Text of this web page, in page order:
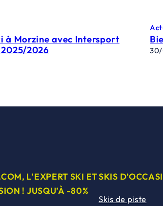
à Morzine avec Intersport
2026
L’EXPERT SKI ET
! JUSQU’À -80%
SKIS
Skis de piste